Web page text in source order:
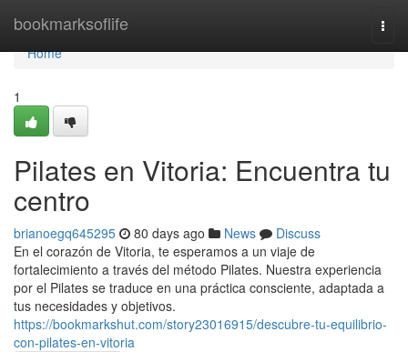
bookmarksoflife
Home
Home
1
Pilates en Vitoria: Encuentra tu
centro
brianoegq645295 80 days ago News
Discuss
En el corazón de Vitoria, te esperamos a un viaje de
fortalecimiento a través del método Pilates. Nuestra experiencia
por el Pilates se traduce en una práctica consciente, adaptada a
tus necesidades y objetivos.
https://bookmarkshut.com/story23016915/descubre-tu-equilibrio-
con-pilates-en-vitoria